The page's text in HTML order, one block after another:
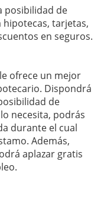
posibilidad de
tarjetas,
en seguros.
ofrece un mejor
Dispondrá
de
necesita, podrás
durante el cual
Además,
aplazar gratis